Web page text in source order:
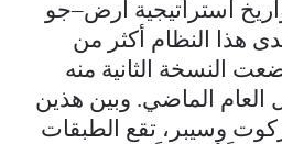
استراتيجية أرض–جو
هذا النظام أكثر من
خضعت النسخة الثانية منه
العام الماضي. وبين هذين
وسيبر، تقع الطبقات